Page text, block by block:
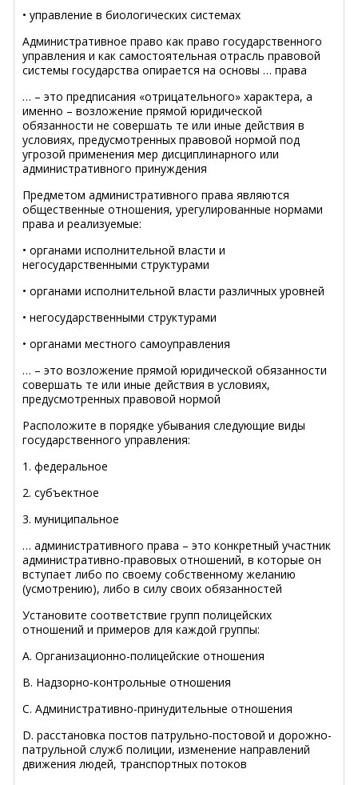
• управление в биологических системах
Административное право как право государственного
управления и как самостоятельная отрасль правовой
системы государства опирается на основы … права
… – это предписания «отрицательного» характера, а
именно – возложение прямой юридической
обязанности не совершать те или иные действия в
условиях, предусмотренных правовой нормой под
угрозой применения мер дисциплинарного или
административного принуждения
Предметом административного права являются
общественные отношения, урегулированные нормами
права и реализуемые:
• органами исполнительной власти и
негосударственными структурами
• органами исполнительной власти различных уровней
• негосударственными структурами
• органами местного самоуправления
… – это возложение прямой юридической обязанности
совершать те или иные действия в условиях,
предусмотренных правовой нормой
Расположите в порядке убывания следующие виды
государственного управления:
1. федеральное
2. субъектное
3. муниципальное
… административного права – это конкретный участник
административно-правовых отношений, в которые он
вступает либо по своему собственному желанию
(усмотрению), либо в силу своих обязанностей
Установите соответствие групп полицейских
отношений и примеров для каждой группы:
A. Организационно-полицейские отношения
B. Надзорно-контрольные отношения
C. Административно-принудительные отношения
D. расстановка постов патрульно-постовой и дорожно-
патрульной служб полиции, изменение направлений
движения людей, транспортных потоков